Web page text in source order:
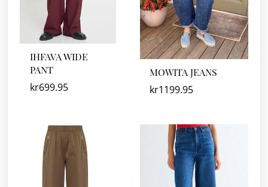
IHFAVA WIDE
PANT
kr699.95
MOWITA JEANS
kr1199.95